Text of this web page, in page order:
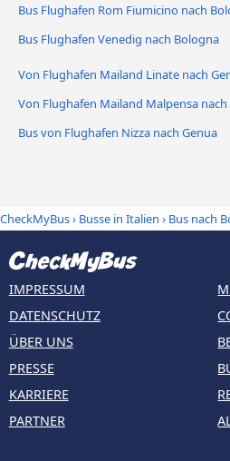
Bus Flughafen Rom Fiumicino nach
Bus Flughafen Venedig nach Bologna
Von Flughafen Mailand Linate nach
Von Flughafen Mailand Malpensa nach
Bus von Flughafen Nizza nach Genua
CheckMyBus› Busse in Italien › Bus nach
IMPRESSUM
DATENSCHUTZ
ÜBER UNS
PRESSE
KARRIERE
PARTNER